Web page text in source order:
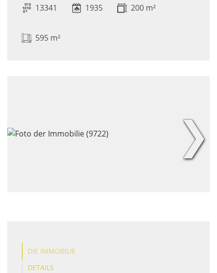
13341 1935 200 m²
595 m²
❯
DIE IMMOBILIE
DETAILS